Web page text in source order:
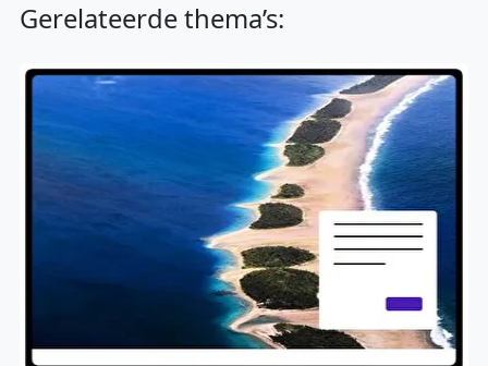
Gerelateerde thema’s: